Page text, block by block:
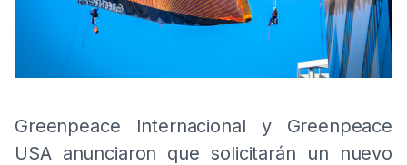
Greenpeace Internacional y Greenpeace
USA anunciaron que solicitarán un nuevo